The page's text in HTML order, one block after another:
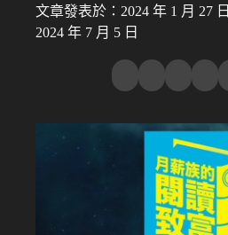
文章發表於：2024 年 1 月 27 日
2024 年 7 月 5 日